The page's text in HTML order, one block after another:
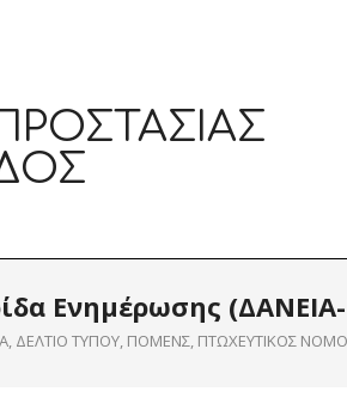
Ενημέρωσης
, ΔΕΛΤΙΟ ΤΥΠΟΥ, ΠΟΜΕΝΣ, ΠΤΩΧΕΥΤΙΚΟΣ